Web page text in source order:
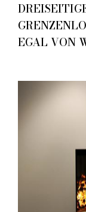
EGAL VON